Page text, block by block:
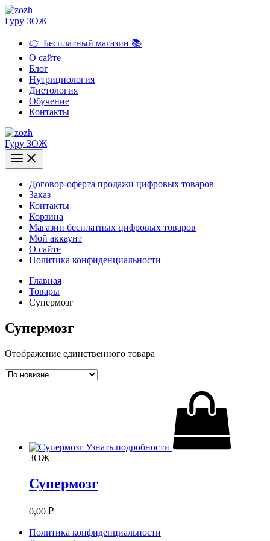
Перейти
к
Гуру ЗОЖ
👉 Бесплатный магазин 📚
О сайте
Блог
Нутрициология
Диетология
Обучение
Контакты
Гуру ЗОЖ
Договор-оферта продажи цифровых товаров
Заказ
Контакты
Корзина
Магазин бесплатных цифровых товаров
Мой аккаунт
О сайте
Политика конфиденциальности
Главная
Товары
Супермозг
Супермозг
Отображение единственного товара
Узнать подробности
ЗОЖ
Супермозг
0,00 ₽
Политика конфиденциальности